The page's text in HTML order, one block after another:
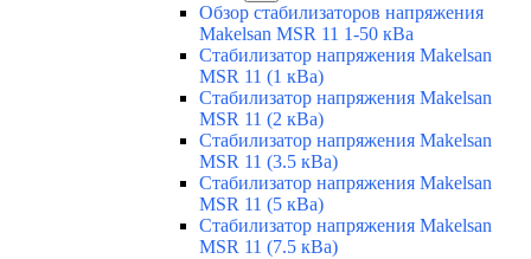
Обзор стабилизаторов напряжения
Makelsan MSR 11 1-50 кВа
Стабилизатор напряжения Makelsan
MSR 11 (1 кВа)
Стабилизатор напряжения Makelsan
MSR 11 (2 кВа)
Стабилизатор напряжения Makelsan
MSR 11 (3.5 кВа)
Стабилизатор напряжения Makelsan
MSR 11 (5 кВа)
Стабилизатор напряжения Makelsan
MSR 11 (7.5 кВа)